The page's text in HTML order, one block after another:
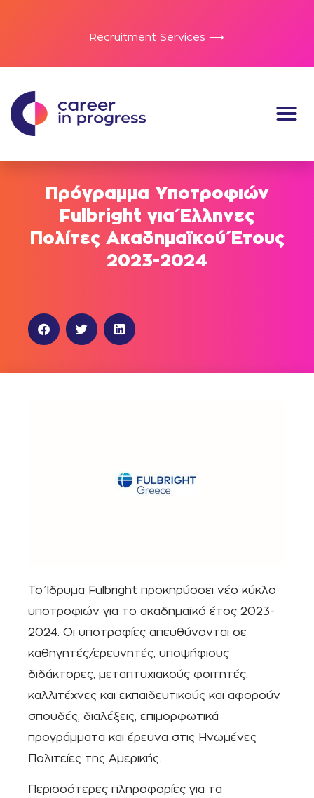
Recruitment Services ⟶
Πρόγραμμα Υποτροφιών
Fulbright για Έλληνες
Πολίτες Ακαδημαϊκού Έτους
2023-2024
To Ίδρυμα Fulbright προκηρύσσει νέο κύκλο
υποτροφιών για το ακαδημαϊκό έτος 2023-
2024. Οι υποτροφίες απευθύνονται σε
καθηγητές/ερευνητές, υποψήφιους
διδάκτορες, μεταπτυχιακούς φοιτητές,
καλλιτέχνες και εκπαιδευτικούς και αφορούν
σπουδές, διαλέξεις, επιμορφωτικά
προγράμματα και έρευνα στις Ηνωμένες
Πολιτείες της Αμερικής.
Περισσότερες πληροφορίες για τα